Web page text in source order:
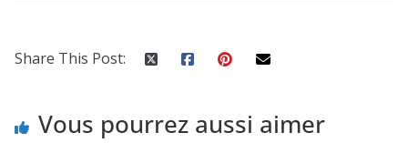
Share This Post:
Vous pourrez aussi aimer